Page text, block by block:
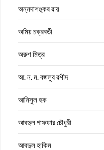
অন্নদাশঙ্কর রায়
অমিয় চক্রবর্তী
অরুণ মিত্র
আ. ন. ম. বজলুর রশীদ
আনিসুল হক
আবদুল গাফফার চৌধুরী
আবদুল হাকিম